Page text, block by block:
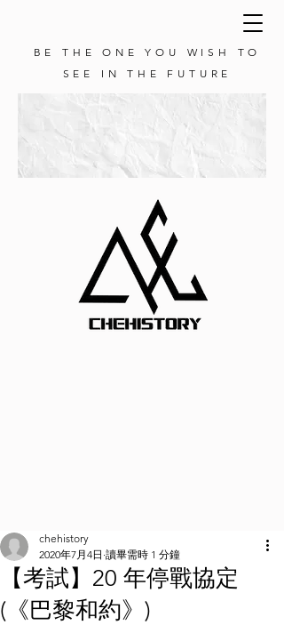
BE THE ONE YOU WISH TO
SEE IN THE FUTURE
【考試】20 年停戰協定
(《巴黎和約》)
chehistory
2020年7月4日 讀畢需時 1 分鐘